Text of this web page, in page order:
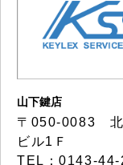
山下鍵店
〒050-0083
ビル1Ｆ
TEL：0143-